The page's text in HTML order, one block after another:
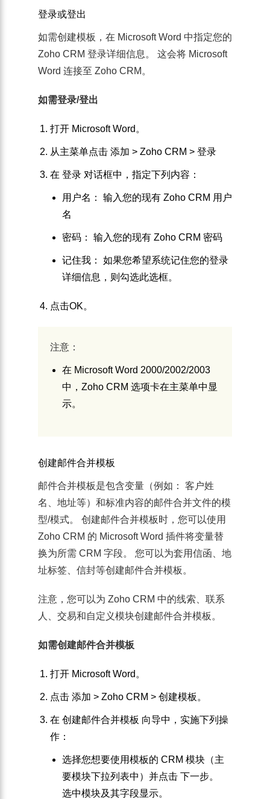
登录或登出
如需创建模板，在 Microsoft Word 中指定您的
Zoho CRM 登录详细信息。 这会将 Microsoft
Word 连接至 Zoho CRM。
如需登录/登出
打开Microsoft Word 。
从主菜单点击添加 > Zoho CRM >登录
在 登录对话框中，指定下列内容：
用户名 ： 输入您的现有 Zoho CRM 用户
名
密码： 输入您的现有 Zoho CRM 密码
记住我： 如果您希望系统记住您的登录
详细信息，则勾选此选框。
点击OK。
注意：
在 Microsoft Word 2000/2002/2003
中，Zoho CRM 选项卡在主菜单中显
示。
创建邮件合并模板
邮件合并模板是包含变量（例如： 客户姓
名、地址等）和标准内容的邮件合并文件的模
型/模式。 创建邮件合并模板时，您可以使用
Zoho CRM 的 Microsoft Word 插件将变量替
换为所需 CRM 字段。 您可以为套用信函、地
址标签、信封等创建邮件合并模板。
注意，您可以为 Zoho CRM 中的线索、联系
人、交易和自定义模块创建邮件合并模板。
如需创建邮件合并模板
打开Microsoft Word 。
点击添加 > Zoho CRM > 创建模板 。
在 创建邮件合并模板 向导中，实施下列操
作：
选择您想要使用模板的 CRM 模块（主
要模块下拉列表中）并点击 下一步。
选中模块及其字段显示。